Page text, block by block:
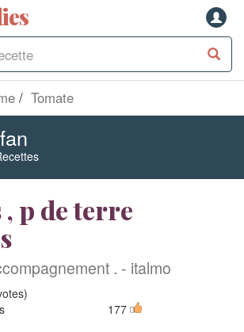
Tomate
p de terre
. - italmo
177